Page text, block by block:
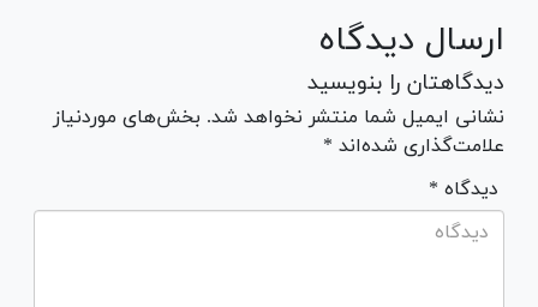
ارسال دیدگاه
دیدگاهتان را بنویسید
نشانی ایمیل شما منتشر نخواهد شد. بخش‌های موردنیاز
علامت‌گذاری شده‌اند *
* دیدگاه